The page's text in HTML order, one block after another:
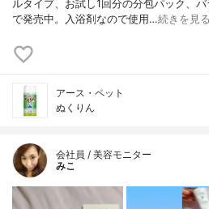
ルタイプ、お試し1回分の分包パック、
で発売中。入浴剤なので使用…続きを見る
アース・ペット
ぬくりん
会社員 / 美容モニター
みこ